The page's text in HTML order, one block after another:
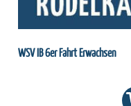
WSV IB 6er Fahrt Erwachsen